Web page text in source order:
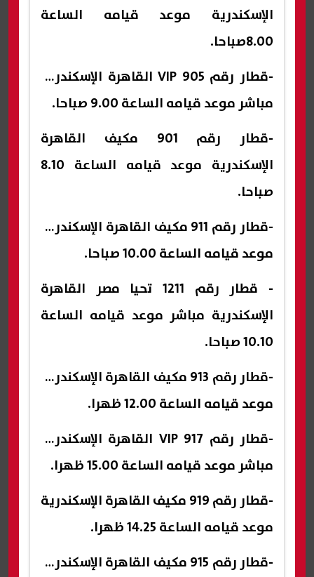
الإسكندرية موعد قيامه الساعة
8.00صباحا.
-قطار رقم 905 VIP القاهرة الإسكندرية
مباشر موعد قيامه الساعة 9.00 صباحا.
-قطار رقم 901 مكيف القاهرة
الإسكندرية موعد قيامه الساعة 8.10
صباحا.
-قطار رقم 911 مكيف القاهرة الإسكندرية
موعد قيامه الساعة 10.00 صباحا.
- قطار رقم 1211 تحيا مصر القاهرة
الإسكندرية مباشر موعد قيامه الساعة
10.10 صباحا.
-قطار رقم 913 مكيف القاهرة الإسكندرية
موعد قيامه الساعة 12.00 ظهرا.
-قطار رقم 917 VIP القاهرة الإسكندرية
مباشر موعد قيامه الساعة 15.00 ظهرا.
-قطار رقم 919 مكيف القاهرة الإسكندرية
موعد قيامه الساعة 14.25 ظهرا.
-قطار رقم 915 مكيف القاهرة الإسكندرية